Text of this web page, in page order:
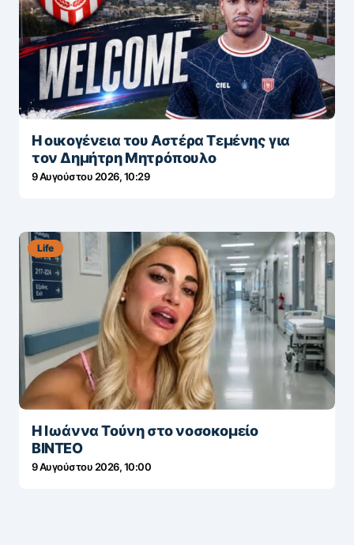
Η οικογένεια του Αστέρα Τεμένης για
τον Δημήτρη Μητρόπουλο
9 Αυγούστου 2026, 10:29
Life
Η Ιωάννα Τούνη στο νοσοκομείο
ΒΙΝΤΕΟ
9 Αυγούστου 2026, 10:00